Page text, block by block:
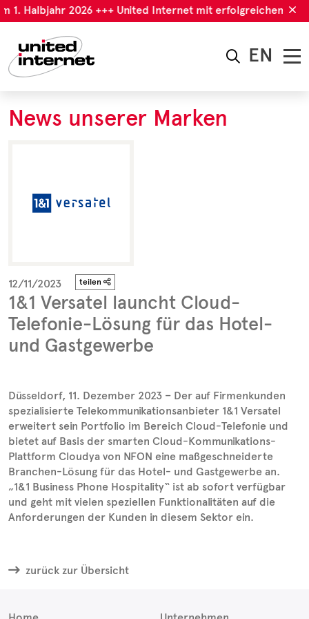
Halbjahr 2026 +++ United Internet mit erfolgreichem 1.
EN
News unserer Marken
12/11/2023 teilen
1&1 Versatel launcht Cloud-
Telefonie-Lösung für das Hotel-
und Gastgewerbe
Düsseldorf, 11. Dezember 2023 – Der auf Firmenkunden
spezialisierte Telekommunikationsanbieter 1&1 Versatel
erweitert sein Portfolio im Bereich Cloud-Telefonie und
bietet auf Basis der smarten Cloud-Kommunikations-
Plattform Cloudya von NFON eine maßgeschneiderte
Branchen-Lösung für das Hotel- und Gastgewerbe an.
„1&1 Business Phone Hospitality“ ist ab sofort verfügbar
und geht mit vielen speziellen Funktionalitäten auf die
Anforderungen der Kunden in diesem Sektor ein.
zurück zur Übersicht